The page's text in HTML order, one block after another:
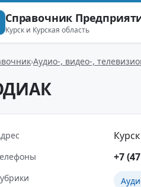
Справочник
Курск и Курская область
Аудио-, видео-,
+7